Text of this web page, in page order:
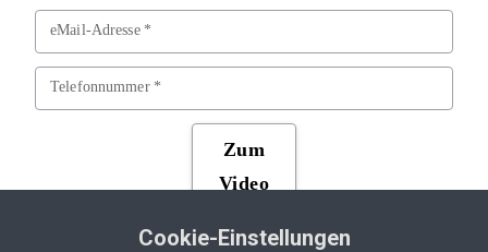
Cookie-Einstellungen